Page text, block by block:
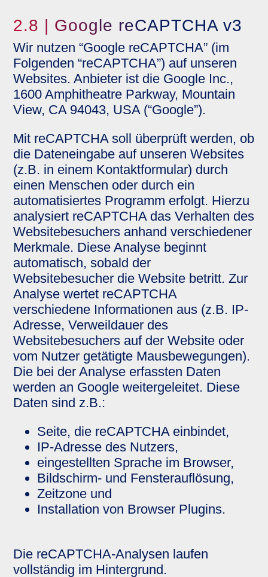
2.8 | Google reCAPTCHA v3
Wir nutzen “Google reCAPTCHA” (im
Folgenden “reCAPTCHA”) auf unseren
Websites. Anbieter ist die Google Inc.,
1600 Amphitheatre Parkway, Mountain
View, CA 94043, USA (“Google”).
Mit reCAPTCHA soll überprüft werden, ob
die Dateneingabe auf unseren Websites
(z.B. in einem Kontaktformular) durch
einen Menschen oder durch ein
automatisiertes Programm erfolgt. Hierzu
analysiert reCAPTCHA das Verhalten des
Websitebesuchers anhand verschiedener
Merkmale. Diese Analyse beginnt
automatisch, sobald der
Websitebesucher die Website betritt. Zur
Analyse wertet reCAPTCHA
verschiedene Informationen aus (z.B. IP-
Adresse, Verweildauer des
Websitebesuchers auf der Website oder
vom Nutzer getätigte Mausbewegungen).
Die bei der Analyse erfassten Daten
werden an Google weitergeleitet. Diese
Daten sind z.B.:
Seite, die reCAPTCHA einbindet,
IP-Adresse des Nutzers,
eingestellten Sprache im Browser,
Bildschirm- und Fensterauflösung,
Zeitzone und
Installation von Browser Plugins.
Die reCAPTCHA-Analysen laufen
vollständig im Hintergrund.